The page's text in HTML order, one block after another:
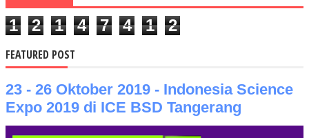
1 2 1 4 7 4 1 2
FEATURED POST
23 - 26 Oktober 2019 - Indonesia Science
Expo 2019 di ICE BSD Tangerang